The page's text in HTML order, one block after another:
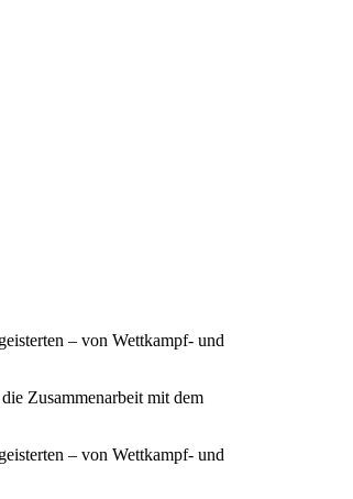
– von Wettkampf- und
Zusammenarbeit mit dem
– von Wettkampf- und